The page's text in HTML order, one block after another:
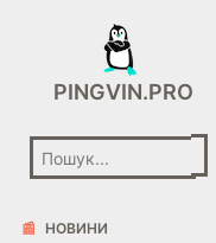
PINGVIN.PRO
📰 НОВИНИ